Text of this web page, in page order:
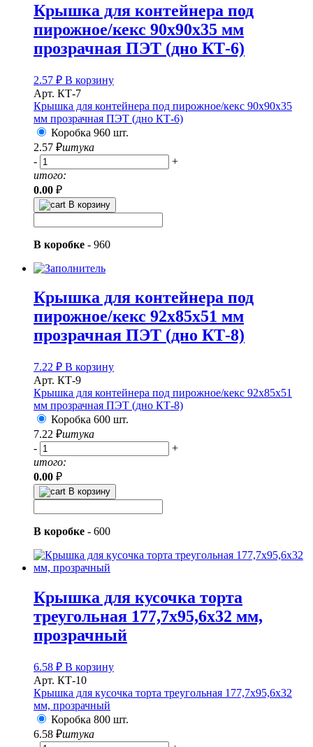
Крышка для контейнера под
пирожное/кекс 90х90х35 мм
прозрачная ПЭТ (дно КТ-6)
2.57 ₽ В корзину
Арт. КТ-7
Крышка для контейнера под пирожное/кекс 90х90х35
мм прозрачная ПЭТ (дно КТ-6)
Коробка 960 шт.
2.57 ₽штука
-
+
итого:
0.00 ₽
В корзину
В коробке - 960
Крышка для контейнера под
пирожное/кекс 92х85х51 мм
прозрачная ПЭТ (дно КТ-8)
7.22 ₽ В корзину
Арт. КТ-9
Крышка для контейнера под пирожное/кекс 92х85х51
мм прозрачная ПЭТ (дно КТ-8)
Коробка 600 шт.
7.22 ₽штука
-
+
итого:
0.00 ₽
В корзину
В коробке - 600
Крышка для кусочка торта
треугольная 177,7х95,6х32 мм,
прозрачный
6.58 ₽ В корзину
Арт. КТ-10
Крышка для кусочка торта треугольная 177,7х95,6х32
мм, прозрачный
Коробка 800 шт.
6.58 ₽штука